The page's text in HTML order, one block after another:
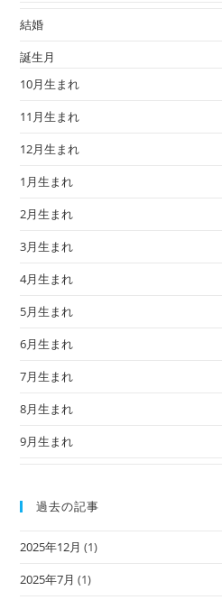
結婚
誕生月
10月生まれ
11月生まれ
12月生まれ
1月生まれ
2月生まれ
3月生まれ
4月生まれ
5月生まれ
6月生まれ
7月生まれ
8月生まれ
9月生まれ
過去の記事
2025年12月 (1)
2025年7月 (1)